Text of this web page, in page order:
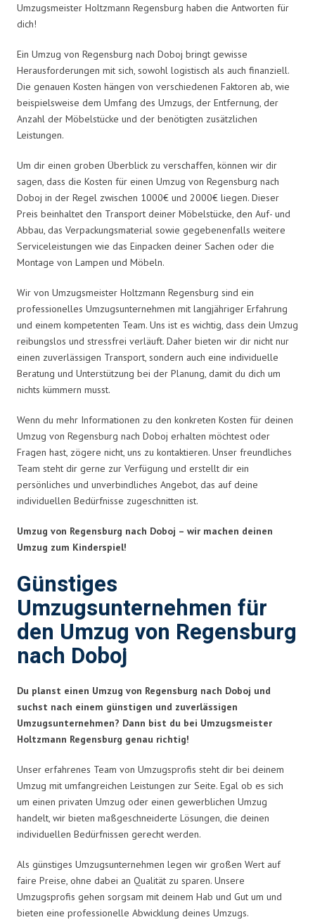
Umzugsmeister Holtzmann Regensburg haben die Antworten für
dich!
Ein Umzug von Regensburg nach Doboj bringt gewisse
Herausforderungen mit sich, sowohl logistisch als auch finanziell.
Die genauen Kosten hängen von verschiedenen Faktoren ab, wie
beispielsweise dem Umfang des Umzugs, der Entfernung, der
Anzahl der Möbelstücke und der benötigten zusätzlichen
Leistungen.
Um dir einen groben Überblick zu verschaffen, können wir dir
sagen, dass die Kosten für einen Umzug von Regensburg nach
Doboj in der Regel zwischen 1000€ und 2000€ liegen. Dieser
Preis beinhaltet den Transport deiner Möbelstücke, den Auf- und
Abbau, das Verpackungsmaterial sowie gegebenenfalls weitere
Serviceleistungen wie das Einpacken deiner Sachen oder die
Montage von Lampen und Möbeln.
Wir von Umzugsmeister Holtzmann Regensburg sind ein
professionelles Umzugsunternehmen mit langjähriger Erfahrung
und einem kompetenten Team. Uns ist es wichtig, dass dein Umzug
reibungslos und stressfrei verläuft. Daher bieten wir dir nicht nur
einen zuverlässigen Transport, sondern auch eine individuelle
Beratung und Unterstützung bei der Planung, damit du dich um
nichts kümmern musst.
Wenn du mehr Informationen zu den konkreten Kosten für deinen
Umzug von Regensburg nach Doboj erhalten möchtest oder
Fragen hast, zögere nicht, uns zu kontaktieren. Unser freundliches
Team steht dir gerne zur Verfügung und erstellt dir ein
persönliches und unverbindliches Angebot, das auf deine
individuellen Bedürfnisse zugeschnitten ist.
Umzug von Regensburg nach Doboj – wir machen deinen
Umzug zum Kinderspiel!
Günstiges
Umzugsunternehmen für
den Umzug von Regensburg
nach Doboj
Du planst einen Umzug von Regensburg nach Doboj und
suchst nach einem günstigen und zuverlässigen
Umzugsunternehmen? Dann bist du bei Umzugsmeister
Holtzmann Regensburg genau richtig!
Unser erfahrenes Team von Umzugsprofis steht dir bei deinem
Umzug mit umfangreichen Leistungen zur Seite. Egal ob es sich
um einen privaten Umzug oder einen gewerblichen Umzug
handelt, wir bieten maßgeschneiderte Lösungen, die deinen
individuellen Bedürfnissen gerecht werden.
Als günstiges Umzugsunternehmen legen wir großen Wert auf
faire Preise, ohne dabei an Qualität zu sparen. Unsere
Umzugsprofis gehen sorgsam mit deinem Hab und Gut um und
bieten eine professionelle Abwicklung deines Umzugs.